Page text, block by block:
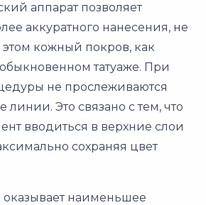
аппарат позволяет
аккуратного нанесения, не
кожный покров, как
татуаже. При
не прослеживаются
линии. Это связано с тем, что
вводиться в верхние слои
сохраняя цвет
оказывает наименьшее